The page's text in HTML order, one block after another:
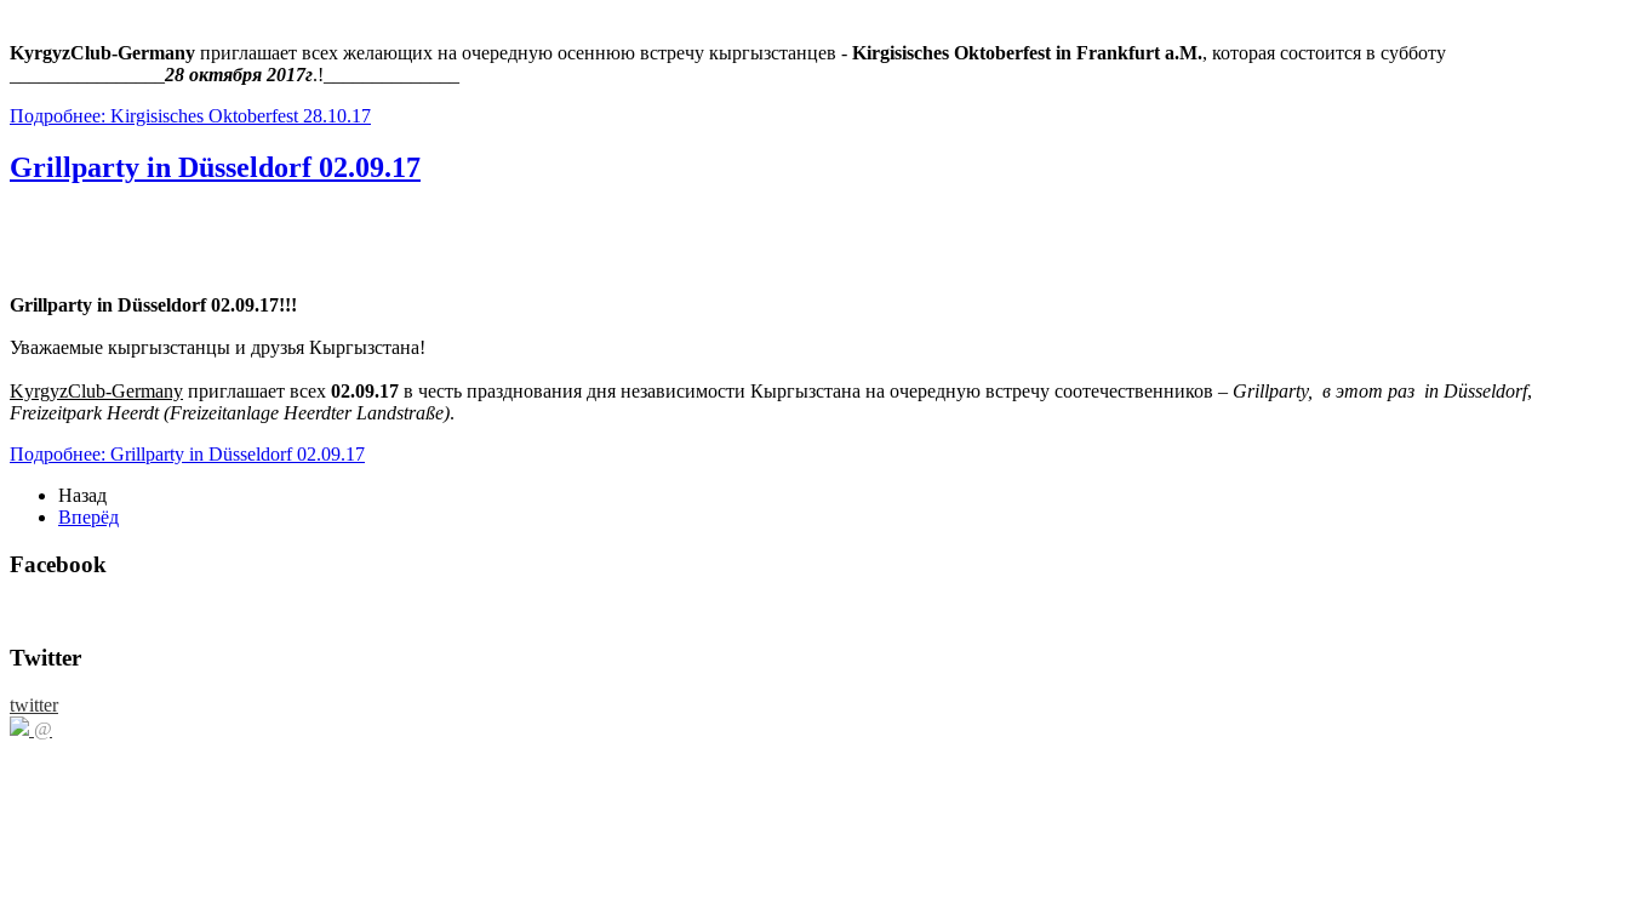
KyrgyzClub-Germany приглашает всех желающих на очередную осеннюю встречу кыргызстанцев - Kirgisisches Oktoberfest in Frankfurt a.M., которая состоится в субботу
28 октября 2017г.!______________
Подробнее: Kirgisisches Oktoberfest 28.10.17
Grillparty in Düsseldorf 02.09.17
Grillparty in Düsseldorf 02.09.17!!!
Уважаемые кыргызстанцы и друзья Кыргызстана!
KyrgyzClub-Germany приглашает всех 02.09.17 в честь празднования дня независимости Кыргызстана на очередную встречу соотечественников – Grillparty, в этот раз in Düsseldorf,
Freizeitpark Heerdt (Freizeitanlage Heerdter Landstraße).
Подробнее: Grillparty in Düsseldorf 02.09.17
Назад
Вперёд
Facebook
Twitter
twitter
@